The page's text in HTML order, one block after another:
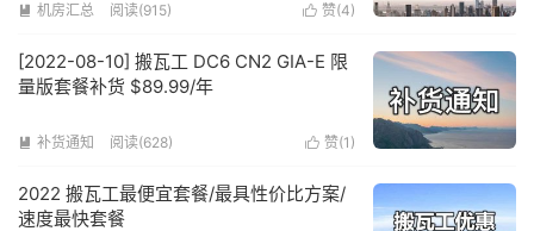
 机房汇总 阅读(915)  赞(4)
[2022-08-10] 搬瓦工 DC6 CN2 GIA-E 限
量版套餐补货 $89.99/年
 补货通知 阅读(628)  赞(1 )
2022 搬瓦工最便宜套餐/最具性价比方案/
速度最快套餐